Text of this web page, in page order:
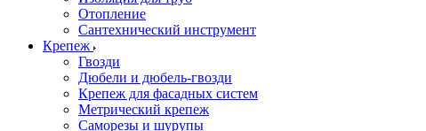
Отопление
Сантехнический инструмент
Крепеж
Гвозди
Дюбели и дюбель-гвозди
Крепеж для фасадных систем
Метрический крепеж
Саморезы и шурупы